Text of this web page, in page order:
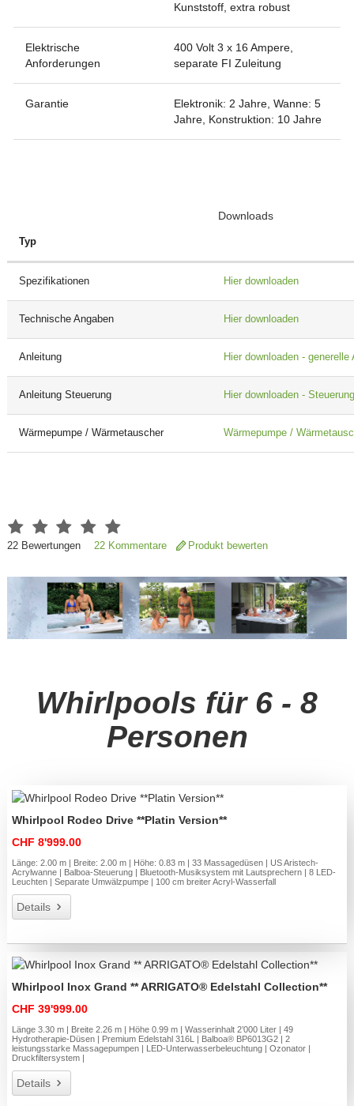
Kunststoff, extra robust
Elektrische
Anforderungen
400 Volt 3 x 16 Ampere,
separate FI Zuleitung
Garantie
Elektronik: 2 Jahre, Wanne: 5
Jahre, Konstruktion: 10 Jahre
Downloads
Typ
Spezifikationen Hier downloaden
Technische Angaben Hier downloaden
Anleitung Hier downloaden - generelle
Anleitung Steuerung Hier downloaden - Steuerung
Wärmepumpe / Wärmetauscher Wärmepumpe /
22Bewertungen 22 Kommentare Produkt bewerten
Whirlpools für 6 - 8
Personen
Whirlpool Rodeo Drive **Platin Version**
CHF 8'999.00
Länge: 2.00 m | Breite: 2.00 m | Höhe: 0.83 m | 33 Massagedüsen | US Aristech-
Acrylwanne | Balboa-Steuerung | Bluetooth-Musiksystem mit Lautsprechern | 8 LED-
Leuchten | Separate Umwälzpumpe | 100 cm breiter Acryl-Wasserfall
Details
Whirlpool Inox Grand ** ARRIGATO® Edelstahl Collection**
CHF 39'999.00
Länge 3.30 m | Breite 2.26 m | Höhe 0.99 m | Wasserinhalt 2’000 Liter | 49
Hydrotherapie-Düsen | Premium Edelstahl 316L | Balboa® BP6013G2 | 2
leistungsstarke Massagepumpen | LED-Unterwasserbeleuchtung | Ozonator |
Druckfiltersystem |
Details